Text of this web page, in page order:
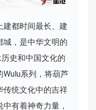
都时间最长、建
城，是中华文明的
史和中国文化的
系列，将葫芦
传统文化中的吉祥
有着神奇力量，